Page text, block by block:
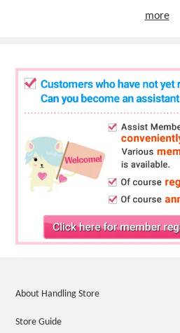
more
About Handling Store
Store Guide